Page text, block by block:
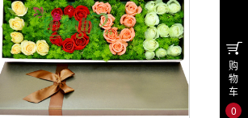
购
物
车
0